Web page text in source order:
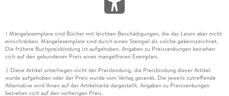
1 Mängelexemplare sind Bücher mit leichten Beschädigungen, die das Lesen aber nicht
einschränken. Mängelexemplare sind durch einen Stempel als solche gekennzeichnet.
Die frühere Buchpreisbindung ist aufgehoben. Angaben zu Preissenkungen beziehen
sich auf den gebundenen Preis eines mangelfreien Exemplars.
2 Diese Artikel unterliegen nicht der Preisbindung, die Preisbindung dieser Artikel
wurde aufgehoben oder der Preis wurde vom Verlag gesenkt. Die jeweils zutreffende
Alternative wird Ihnen auf der Artikelseite dargestellt. Angaben zu Preissenkungen
beziehen sich auf den vorherigen Preis.